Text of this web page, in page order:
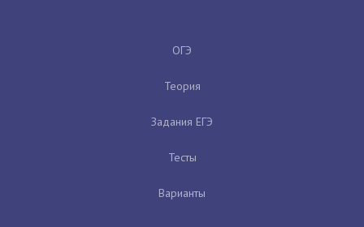
ОГЭ
Теория
Задания ЕГЭ
Тесты
Варианты